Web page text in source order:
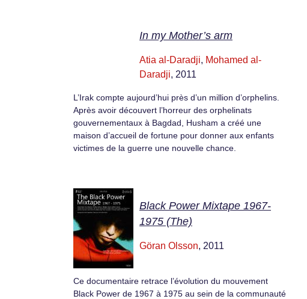
In my Mother’s arm
Atia al-Daradji, Mohamed al-
Daradji, 2011
L’Irak compte aujourd’hui près d’un million d’orphelins.
Après avoir découvert l’horreur des orphelinats
gouvernementaux à Bagdad, Husham a créé une
maison d’accueil de fortune pour donner aux enfants
victimes de la guerre une nouvelle chance.
Black Power Mixtape 1967-
1975 (The)
Göran Olsson, 2011
Ce documentaire retrace l’évolution du mouvement
Black Power de 1967 à 1975 au sein de la communauté